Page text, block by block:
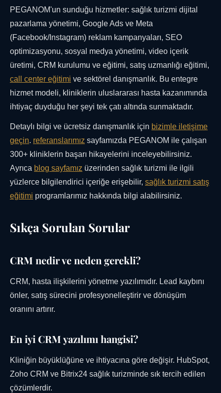
PEGANOM'un sunduğu hizmetler: sağlık turizmi dijital
pazarlama yönetimi, Google Ads ve Meta
(Facebook/Instagram) reklam kampanyaları, SEO
optimizasyonu, sosyal medya yönetimi, video içerik
üretimi, CRM kurulumu ve eğitimi, satış uzmanlığı eğitimi,
call center eğitimi ve sektörel danışmanlık. Bu entegre
hizmet modeli, kliniklerin uluslararası hasta kazanımında
ihtiyaç duyduğu her şeyi tek çatı altında sunmaktadır.
Detaylı bilgi ve ücretsiz danışmanlık için bizimle iletişime
geçin. referanslarımız sayfamızda PEGANOM ile çalışan
300+ kliniklerin başarı hikayelerini inceleyebilirsiniz.
Ayrıca blog sayfamız üzerinden sağlık turizmi ile ilgili
yüzlerce bilgilendirici içeriğe erişebilir, sağlık turizmi satış
eğitimi programlarımız hakkında bilgi alabilirsiniz.
Sıkça Sorulan Sorular
CRM nedir ve neden gerekli?
CRM, hasta ilişkilerini yönetme yazılımıdır. Lead kaybını
önler, satış sürecini profesyonelleştirir ve dönüşüm
oranını artırır.
En iyi CRM yazılımı hangisi?
Kliniğin büyüklüğüne ve ihtiyacına göre değişir. HubSpot,
Zoho CRM ve Bitrix24 sağlık turizminde sık tercih edilen
çözümlerdir.